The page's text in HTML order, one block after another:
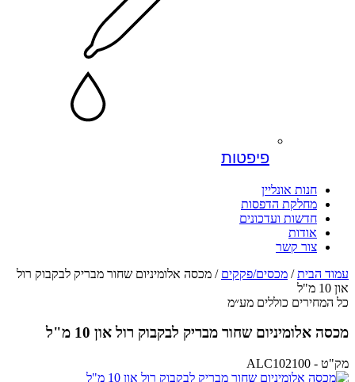
פיפטות
חנות אונליין
מחלקת הדפסות
חדשות ועדכונים
אודות
צור קשר
עמוד הבית/ מכסים/פקקים / מכסה אלומיניום שחור מבריק לבקבוק רול
און 10 מ"ל
כל המחירים כוללים מע״מ
מכסה אלומיניום שחור מבריק לבקבוק רול און 10 מ"ל
מק"ט - ALC102100